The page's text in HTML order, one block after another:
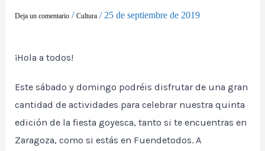
Deja un comentario /Cultura /25 de septiembre de 2019
¡Hola a todos!
Este sábado y domingo podréis disfrutar de una gran
cantidad de actividades para celebrar nuestra quinta
edición de la fiesta goyesca, tanto si te encuentras en
Zaragoza, como si estás en Fuendetodos. A